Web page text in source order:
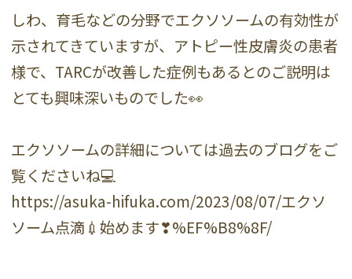
しわ、育毛などの分野でエクソソームの有効性が
示されてきていますが、アトピー性皮膚炎の患者
様で、TARCが改善した症例もあるとのご説明は
とても興味深いものでした👀
エクソソームの詳細については過去のブログをご
覧くださいね💻
https://asuka-hifuka.com/2023/08/07/エクソ
ソーム点滴💉始めます❣%EF%B8%8F/